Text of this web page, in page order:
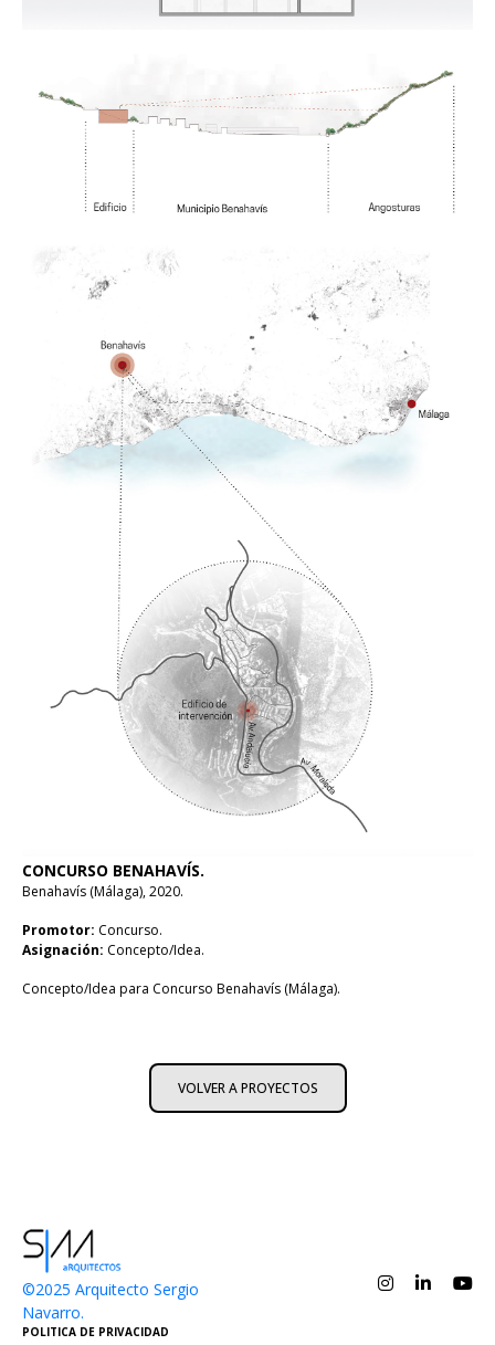
CONCURSO BENAHAVÍS.
Benahavís (Málaga), 2020.
Promotor: Concurso.
Asignación: Concepto/Idea.
Concepto/Idea para Concurso Benahavís (Málaga).
VOLVER A PROYECTOS
©2025 Arquitecto Sergio
Navarro.
POLITICA DE PRIVACIDAD